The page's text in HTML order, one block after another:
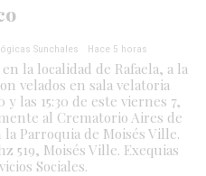
Sunchales Hace 5 horas
la localidad de Rafaela, a la
velados en sala velatoria
las 15:30 de este viernes 7,
al Crematorio Aires de
Parroquia de Moisés Ville.
519, Moisés Ville. Exequias
Sociales.